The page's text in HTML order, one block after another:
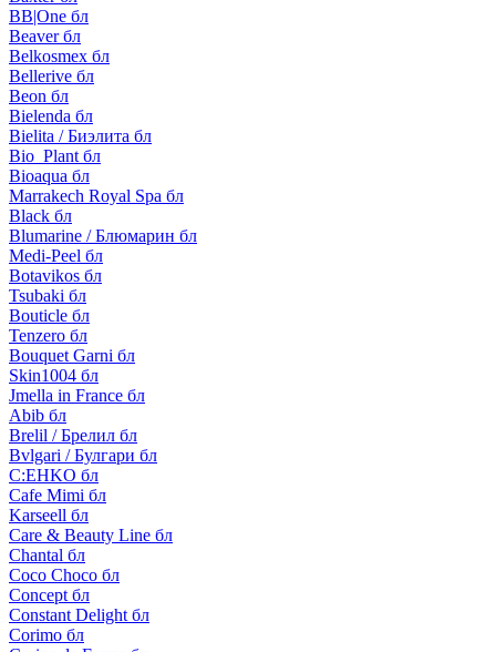
BB|One бл
Beaver бл
Belkosmex бл
Bellerive бл
Beon бл
Bielenda бл
Bielita / Биэлита бл
Bio_Plant бл
Bioaqua бл
Marrakech Royal Spa бл
Black бл
Blumarine / Блюмарин бл
Medi-Peel бл
Botavikos бл
Tsubaki бл
Bouticle бл
Tenzero бл
Bouquet Garni бл
Skin1004 бл
Jmella in France бл
Abib бл
Brelil / Брелил бл
Bvlgari / Булгари бл
C:EHKO бл
Cafe Mimi бл
Karseell бл
Care & Beauty Line бл
Chantal бл
Coco Choco бл
Concept бл
Constant Delight бл
Corimo бл